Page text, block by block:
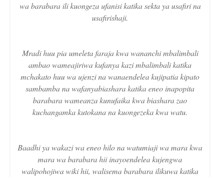
wa barabara ili kuongeza ufanisi katika sekta ya usafiri na
usafirishaji.
Mradi huu pia umeleta faraja kwa wananchi mbalimbali
ambao wameajiriwa kufanya kazi mbalimbali katika
mchakato huu wa ujenzi na wanaendelea kujipatia kipato
sambamba na wafanyabiashara katika eneo inapopita
barabara wameanza kunufaika kwa biashara zao
kuchangamka kutokana na kuongezeka kwa watu.
Baadhi ya wakazi wa eneo hilo na watumiaji wa mara kwa
mara wa barabara hii inayoendelea kujengwa
walipohojiwa wiki hii, walisema barabara ilikuwa katika